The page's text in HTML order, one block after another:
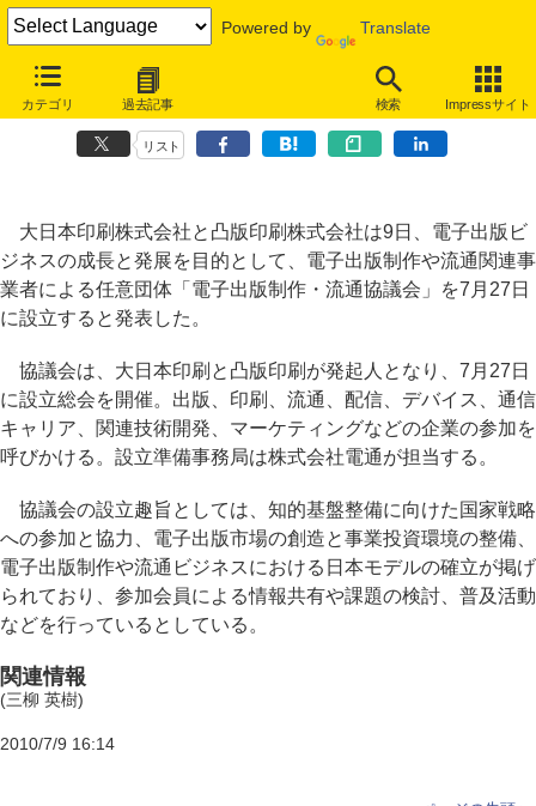
Powered by Translate
カテゴリ 過去記事 検索 Impressサイト
大日本印刷と凸版印刷、電子出版ビジネスの成長を目的とした協議会を
設立
リスト
大日本印刷株式会社と凸版印刷株式会社は9日、電子出版ビ
ジネスの成長と発展を目的として、電子出版制作や流通関連事
業者による任意団体「電子出版制作・流通協議会」を7月27日
に設立すると発表した。
協議会は、大日本印刷と凸版印刷が発起人となり、7月27日
に設立総会を開催。出版、印刷、流通、配信、デバイス、通信
キャリア、関連技術開発、マーケティングなどの企業の参加を
呼びかける。設立準備事務局は株式会社電通が担当する。
協議会の設立趣旨としては、知的基盤整備に向けた国家戦略
への参加と協力、電子出版市場の創造と事業投資環境の整備、
電子出版制作や流通ビジネスにおける日本モデルの確立が掲げ
られており、参加会員による情報共有や課題の検討、普及活動
などを行っているとしている。
関連情報
(三柳 英樹)
2010/7/9 16:14